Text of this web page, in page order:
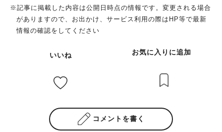
※記事に掲載した内容は公開日時点の情報です。変更される場合
がありますので、お出かけ、サービス利用の際はHP等で最新
情報の確認をしてください
いいね お気に入りに追加
コメントを書く